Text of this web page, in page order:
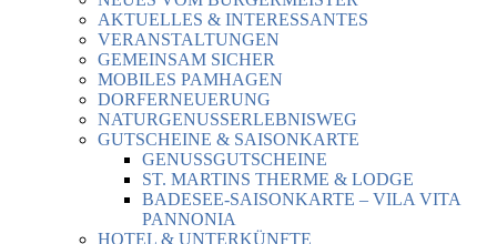
AKTUELLES & INTERESSANTES
VERANSTALTUNGEN
GEMEINSAM SICHER
MOBILES PAMHAGEN
DORFERNEUERUNG
NATURGENUSSERLEBNISWEG
GUTSCHEINE & SAISONKARTE
GENUSSGUTSCHEINE
ST. MARTINS THERME & LODGE
BADESEE-SAISONKARTE – VILA VITA
PANNONIA
HOTEL & UNTERKÜNFTE